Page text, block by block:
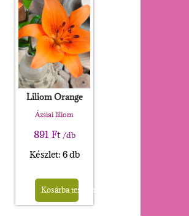
Liliom Orange
Ázsiai liliom
891 Ft /db
Készlet: 6 db
Kosárba teszem